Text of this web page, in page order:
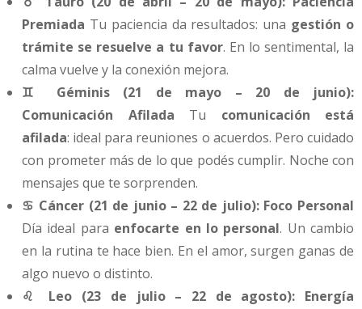
Premiada Tu paciencia da resultados: una gestión o
trámite se resuelve a tu favor. En lo sentimental, la
calma vuelve y la conexión mejora.
♊ Géminis (21 de mayo – 20 de junio):
Comunicación Afilada Tu comunicación está
afilada: ideal para reuniones o acuerdos. Pero cuidado
con prometer más de lo que podés cumplir. Noche con
mensajes que te sorprenden.
♋ Cáncer (21 de junio – 22 de julio): Foco Personal
Día ideal para enfocarte en lo personal. Un cambio
en la rutina te hace bien. En el amor, surgen ganas de
algo nuevo o distinto.
♌ Leo (23 de julio – 22 de agosto): Energía